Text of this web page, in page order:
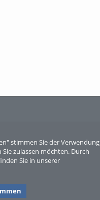
stimmen Sie der Verwendung
zulassen möchten. Durch
Sie in unserer